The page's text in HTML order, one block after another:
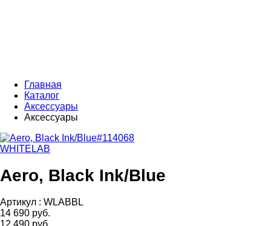
Главная
Каталог
Аксессуары
Аксессуары
WHITELAB
Aero, Black Ink/Blue
Артикул : WLABBL
14 690 руб.
12 490 руб.